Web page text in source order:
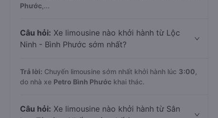
Phước ,...
Câu hỏi: Xe limousine nào khởi hành từ Lộc
Ninh - Bình Phước sớm nhất?
Trả lời: Chuyến limousine sớm nhất khởi hành lúc 3:00
do nhà xe Petro Bình Phước khai thác.
Câu hỏi: Xe limousine nào khởi hành từ Sân